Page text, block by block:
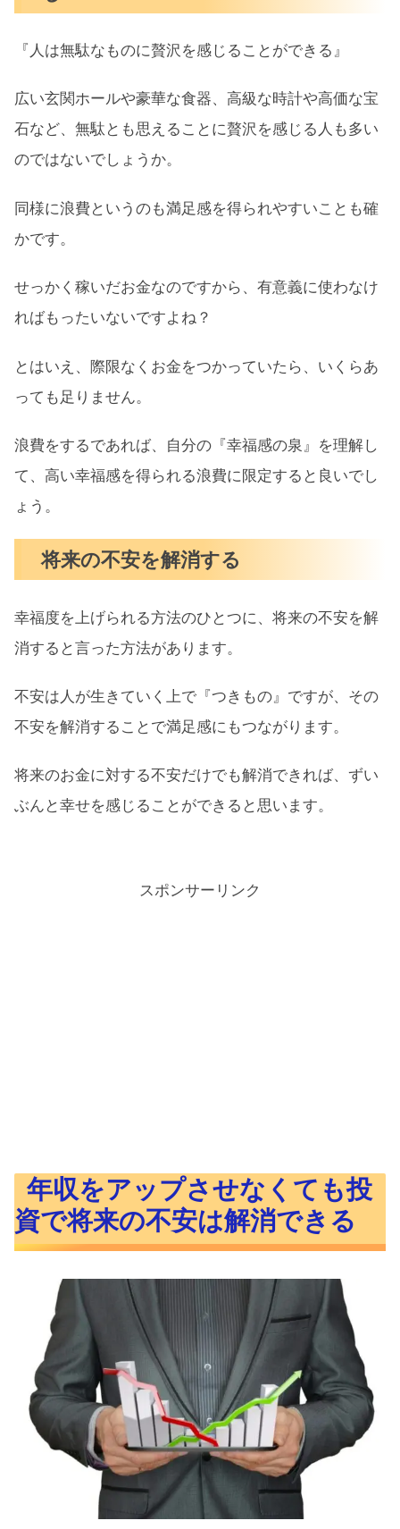
『人は無駄なものに贅沢を感じることができる』
広い玄関ホールや豪華な食器、高級な時計や高価な宝
石など、無駄とも思えることに贅沢を感じる人も多い
のではないでしょうか。
同様に浪費というのも満足感を得られやすいことも確
かです。
せっかく稼いだお金なのですから、有意義に使わなけ
ればもったいないですよね？
とはいえ、際限なくお金をつかっていたら、いくらあ
っても足りません。
浪費をするであれば、自分の『幸福感の泉』を理解し
て、高い幸福感を得られる浪費に限定すると良いでし
ょう。
将来の不安を解消する
幸福度を上げられる方法のひとつに、将来の不安を解
消すると言った方法があります。
不安は人が生きていく上で『つきもの』ですが、その
不安を解消することで満足感にもつながります。
将来のお金に対する不安だけでも解消できれば、ずい
ぶんと幸せを感じることができると思います。
スポンサーリンク
年収をアップさせなくても投
資で将来の不安は解消できる